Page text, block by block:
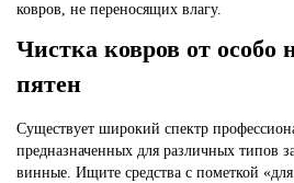
ковров, не переносящих влагу.
Чистка ковров от особо
пятен
Существует широкий спектр
предназначенных для различных типов
винные. Ищите средства с пометкой